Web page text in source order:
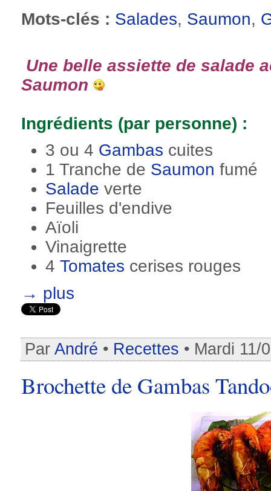
Mots-clés : Salades, Saumon,
Une belle assiette de salade
Saumon
Ingrédients (par personne) :
3 ou 4 Gambas cuites
1 Tranche de Saumon fumé
Salade verte
Feuilles d'endive
Aïoli
Vinaigrette
4 Tomates cerises rouges
→ plus
Par André • Recettes • Mardi 11/
Brochette de Gambas